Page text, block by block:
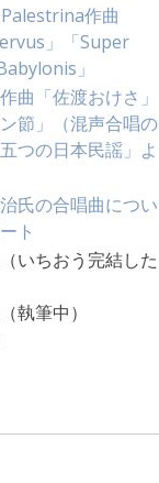
作曲
」「Super
」
曲「佐渡おけさ」
ン節」（混声合唱の
つの日本民謡」よ
氏の合唱曲につい
ト
いちおう完結した
執筆中）